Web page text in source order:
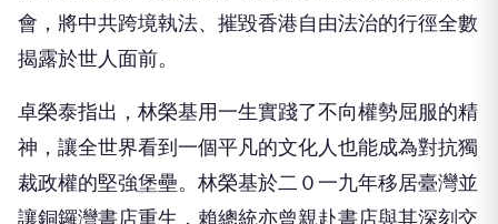
會，將中共跨境執法、摧毀香港自由法治的行徑全數
揭露於世人面前。
卓榮泰指出，林榮基用一生實踐了不向權勢屈服的精
神，讓全世界看到一個平凡的文化人也能成為對抗獨
裁政權的堅強堡壘。林榮基於二０一九年移居臺灣並
讓銅鑼灣書店重生，賴總統亦曾親赴書店與其深刻交